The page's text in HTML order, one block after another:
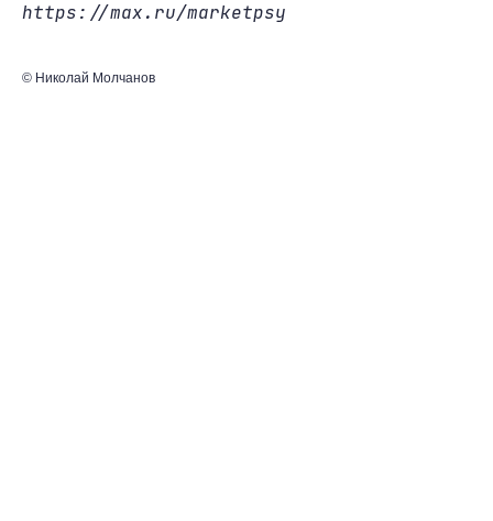
https://max.ru/marketpsy
© Николай Молчанов